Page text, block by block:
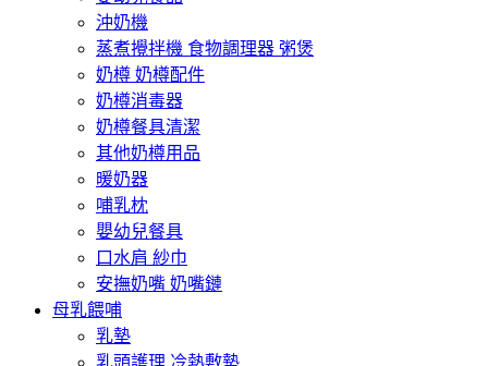
沖奶機
蒸煮攪拌機 食物調理器 粥煲
奶樽 奶樽配件
奶樽消毒器
奶樽餐具清潔
其他奶樽用品
暖奶器
哺乳枕
嬰幼兒餐具
口水肩 紗巾
安撫奶嘴 奶嘴鏈
母乳餵哺
乳墊
乳頭護理 冷熱敷墊